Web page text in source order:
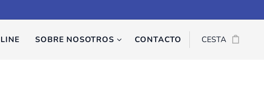
SOBRE NOSOTROS CONTACTO CESTA